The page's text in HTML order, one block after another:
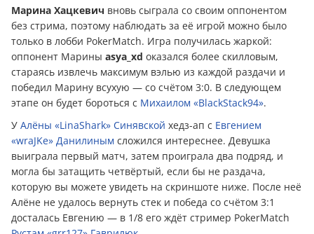
Марина Хацкевич вновь сыграла со своим оппонентом
без стрима, поэтому наблюдать за её игрой можно было
только в лобби PokerMatch. Игра получилась жаркой:
оппонент Марины asya_xd оказался более скилловым,
стараясь извлечь максимум вэлью из каждой раздачи и
победил Марину всухую — со счётом 3:0. В следующем
этапе он будет бороться с Михаилом «BlackStack94».
У Алёны «LinaShark» Синявской хедз-ап с Евгением
«wraJKe» Данилиным сложился интереснее. Девушка
выиграла первый матч, затем проиграла два подряд, и
могла бы затащить четвёртый, если бы не раздача,
которую вы можете увидеть на скриншоте ниже. После неё
Алёне не удалось вернуть стек и победа со счётом 3:1
досталась Евгению — в 1/8 его ждёт стример PokerMatch